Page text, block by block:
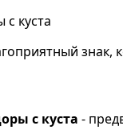
куста
с куста -